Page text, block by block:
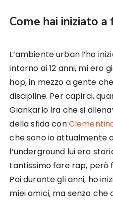
Come hai iniziato
L’ambiente urban l’ho
intorno ai 12 anni, mi ero
hop, in mezzo a gente
discipline. Per capirci,
Giankarlo Ira che si
della sfida con
che sono io attualmente
l’underground lui era
tantissimo fare rap, però
Poi durante gli anni, ho
miei amici, ma senza che